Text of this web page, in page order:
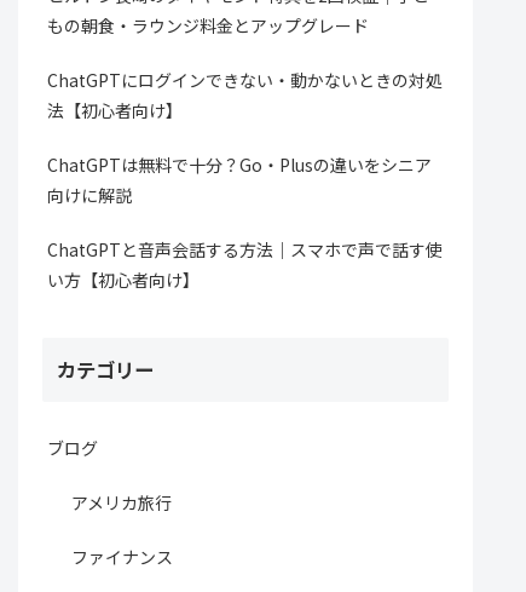
もの朝食・ラウンジ料金とアップグレード
ChatGPTにログインできない・動かないときの対処
法【初心者向け】
ChatGPTは無料で十分？Go・Plusの違いをシニア
向けに解説
ChatGPTと音声会話する方法｜スマホで声で話す使
い方【初心者向け】
カテゴリー
ブログ
アメリカ旅行
ファイナンス